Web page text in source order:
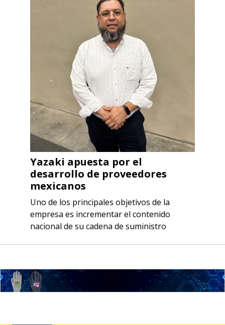
Yazaki apuesta por el
desarrollo de proveedores
mexicanos
Uno de los principales objetivos de la
empresa es incrementar el contenido
nacional de su cadena de suministro